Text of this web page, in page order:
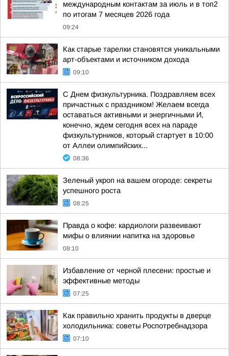
международным контактам за июль и в топ2
по итогам 7 месяцев 2026 года
09:24
Как старые тарелки становятся уникальными
арт-объектами и источником дохода
09:10
С Днем физкультурника. Поздравляем всех
причастных с праздником! Желаем всегда
оставаться активными и энергичными И,
конечно, ждем сегодня всех на параде
физкультурников, который стартует в 10:00
от Аллеи олимпийских...
08:36
Зеленый укроп на вашем огороде: секреты
успешного роста
08:25
Правда о кофе: кардиологи развеивают
мифы о влиянии напитка на здоровье
08:10
Избавление от черной плесени: простые и
эффективные методы
07:25
Как правильно хранить продукты в дверце
холодильника: советы Роспотребнадзора
07:10